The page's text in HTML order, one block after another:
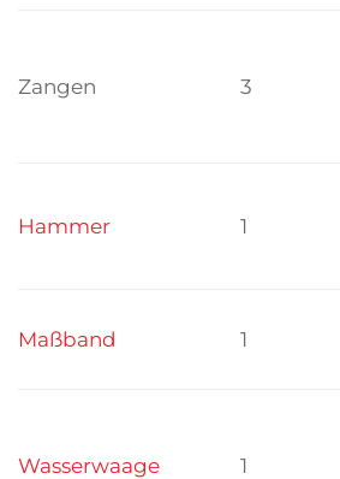
Zangen 3
Hammer 1
Maßband 1
Wasserwaage 1